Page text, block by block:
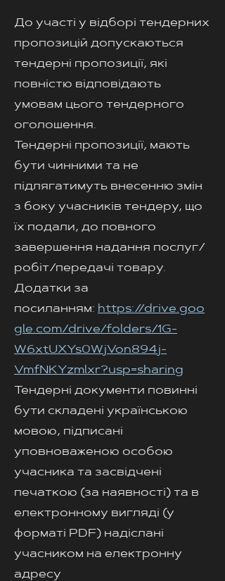
До участі у відборі тендерних
пропозицій допускаються
тендерні пропозиції, які
повністю відповідають
умовам цього тендерного
оголошення.
Тендерні пропозиції, мають
бути чинними та не
підлягатимуть внесенню змін
з боку учасників тендеру, що
їх подали, до повного
завершення надання послуг/
робіт/передачі товару.
Додатки за
посиланням: https://drive.goo
gle.com/drive/folders/1G-
W6xtUXYs0WjVon894j-
VmfNKYzmlxr?usp=sharing
Тендерні документи повинні
бути складені українською
мовою, підписані
уповноваженою особою
учасника та засвідчені
печаткою (за наявності) та в
електронному вигляді (у
форматі PDF) надіслані
учасником на електронну
адресу